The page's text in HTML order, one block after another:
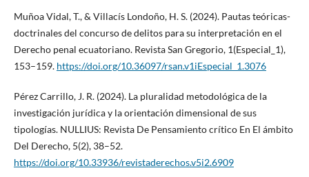
Muñoa Vidal, T., & Villacís Londoño, H. S. (2024). Pautas teóricas-
doctrinales del concurso de delitos para su interpretación en el
Derecho penal ecuatoriano. Revista San Gregorio, 1(Especial_1),
153–159. https://doi.org/10.36097/rsan.v1iEspecial_1.3076
Pérez Carrillo, J. R. (2024). La pluralidad metodológica de la
investigación jurídica y la orientación dimensional de sus
tipologías. NULLIUS: Revista De Pensamiento crítico En El ámbito
Del Derecho, 5(2), 38–52.
https://doi.org/10.33936/revistaderechos.v5i2.6909